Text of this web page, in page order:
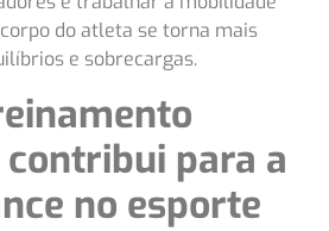
do atleta se torna mais
e sobrecargas.
para a
no esporte